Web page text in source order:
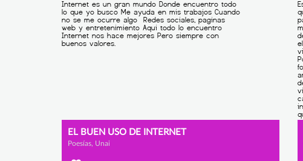
EL BUEN USO DE INTERNET
Poesías, Unai